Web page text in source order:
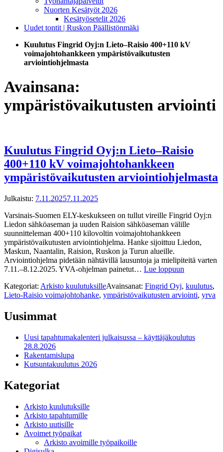
Nuorten Kesätyöt 2026
Kesätyösetelit 2026
Uudet tontit | Ruskon Päällistönmäki
Kuulutus Fingrid Oyj:n Lieto–Raisio 400+110 kV
voimajohtohankkeen ympäristövaikutusten
arviointiohjelmasta
Avainsana:
ympäristövaikutusten arviointi
Kuulutus Fingrid Oyj:n Lieto–Raisio
400+110 kV voimajohtohankkeen
ympäristövaikutusten arviointiohjelmasta
Julkaistu: 7.11.20257.11.2025
Varsinais-Suomen ELY-keskukseen on tullut vireille Fingrid Oyj:n
Liedon sähköaseman ja uuden Raision sähköaseman välille
suunnitteleman 400+110 kilovoltin voimajohtohankkeen
ympäristövaikutusten arviointiohjelma. Hanke sijoittuu Liedon,
Maskun, Naantalin, Raision, Ruskon ja Turun alueille.
Arviointiohjelma pidetään nähtävillä lausuntoja ja mielipiteitä varten
7.11.–8.12.2025. YVA-ohjelman painetut… Lue loppuun
Kategoriat: Arkisto kuulutuksilleAvainsanat: Fingrid Oyj, kuulutus,
Lieto-Raisio voimajohtohanke, ympäristövaikutusten arviointi, yrva
Uusimmat
Uusi tapahtumakalenteri julkaisussa – käyttäjäkoulutus
28.8.2026
Rakentamislupa
Kutsuntakuulutus 2026
Kategoriat
Arkisto kuulutuksille
Arkisto tapahtumille
Arkisto uutisille
Avoimet työpaikat
Arkisto avoimille työpaikoille